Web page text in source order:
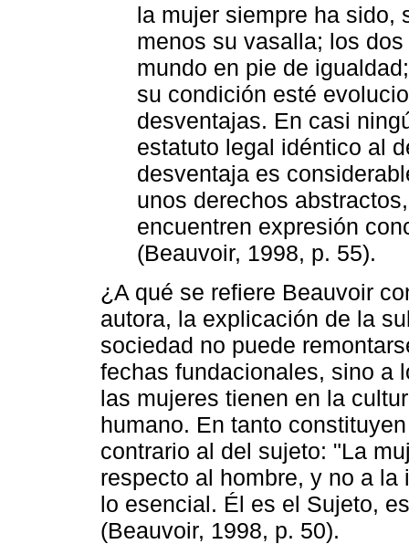
la mujer siempre ha sido,
menos su vasalla; los
mundo en pie de
su condición esté
desventajas. En casi
estatuto legal idéntico al
desventaja es
unos derechos
encuentren expresión
(Beauvoir, 1998, p. 55).
¿A qué se refiere Beauvoir
autora, la explicación de la
sociedad no puede
fechas fundacionales, sino a
las mujeres tienen en la
humano. En tanto
contrario al del sujeto: "La
respecto al hombre, y no a
lo esencial. Él es el Sujeto,
(Beauvoir, 1998, p. 50).